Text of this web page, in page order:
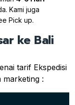
Kami juga
Pick up.
ke Bali
tarif Ekspedisi
marketing :